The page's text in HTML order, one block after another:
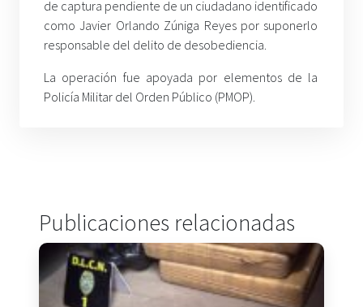
de captura pendiente de un ciudadano identificado
como Javier Orlando Zúniga Reyes por suponerlo
responsable del delito de desobediencia.
La operación fue apoyada por elementos de la
Policía Militar del Orden Público (PMOP).
Publicaciones relacionadas